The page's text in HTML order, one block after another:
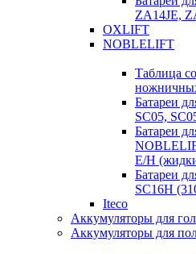
ZA14JE,
OXLIFT
NOBLELIFT
Таблица
Батареи
SC05,
Батареи
E/H
Батареи
SC16H
Iteco
Аккумуляторы для
Аккумуляторы для